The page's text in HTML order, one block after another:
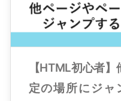
【HTML初心者
定の場所にジャ